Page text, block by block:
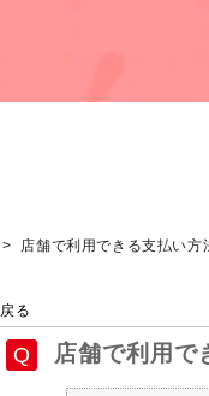
> 店舗で利用できる支払い方
戻る
店舗で利用で